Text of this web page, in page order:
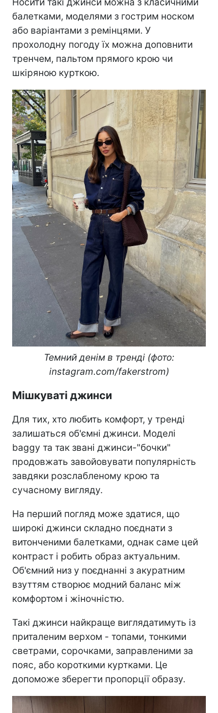
Носити такі джинси можна з класичними
балетками, моделями з гострим носком
або варіантами з ремінцями. У
прохолодну погоду їх можна доповнити
тренчем, пальтом прямого крою чи
шкіряною курткою.
Темний денім в тренді (фото:
instagram.com/fakerstrom)
Мішкуваті джинси
Для тих, хто любить комфорт, у тренді
залишаться об'ємні джинси. Моделі
baggy та так звані джинси-"бочки"
продовжать завойовувати популярність
завдяки розслабленому крою та
сучасному вигляду.
На перший погляд може здатися, що
широкі джинси складно поєднати з
витонченими балетками, однак саме цей
контраст і робить образ актуальним.
Об'ємний низ у поєднанні з акуратним
взуттям створює модний баланс між
комфортом і жіночністю.
Такі джинси найкраще виглядатимуть із
приталеним верхом - топами, тонкими
светрами, сорочками, заправленими за
пояс, або короткими куртками. Це
допоможе зберегти пропорції образу.